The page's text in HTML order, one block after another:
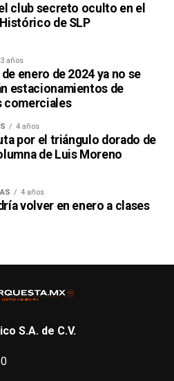
club secreto oculto en el
de SLP
3 años
enero de 2024 ya no se
estacionamientos de
comerciales
4 años
por el triángulo dorado de
de Luis Moreno
4 años
volver en enero a clases
S.A. de C.V.